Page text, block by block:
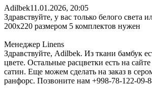
Adilbek11.01.2026, 20:05
Здравствуйте, у вас только белого света
200х220 размером 5 комплектов нужен
Менеджер Linens
Здравствуйте, Adilbek. Из ткани бамбук
цвете. Остальные расцветки есть на
сатин. Еще можем сделать на заказ в
ранфорс. Позвоните нам +998-78-122-09-